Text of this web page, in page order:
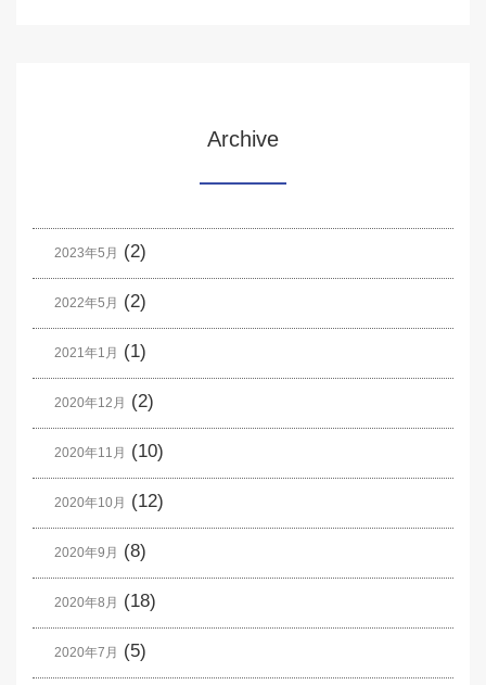
Archive
2023年5月 (2)
2022年5月 (2)
2021年1月 (1)
2020年12月 (2)
2020年11月 (10)
2020年10月 (12)
2020年9月 (8)
2020年8月 (18)
2020年7月 (5)